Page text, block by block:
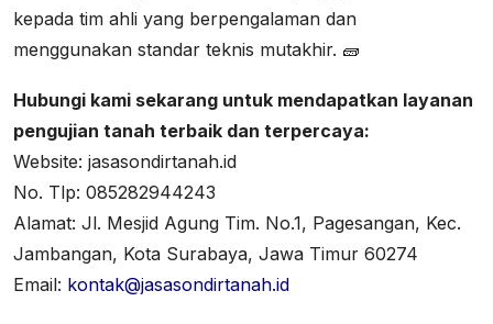
kepada tim ahli yang berpengalaman dan
menggunakan standar teknis mutakhir. 🧱
Hubungi kami sekarang untuk mendapatkan layanan
pengujian tanah terbaik dan terpercaya:
Website: jasasondirtanah.id
No. Tlp: 085282944243
Alamat: Jl. Mesjid Agung Tim. No.1, Pagesangan, Kec.
Jambangan, Kota Surabaya, Jawa Timur 60274
Email: kontak@jasasondirtanah.id